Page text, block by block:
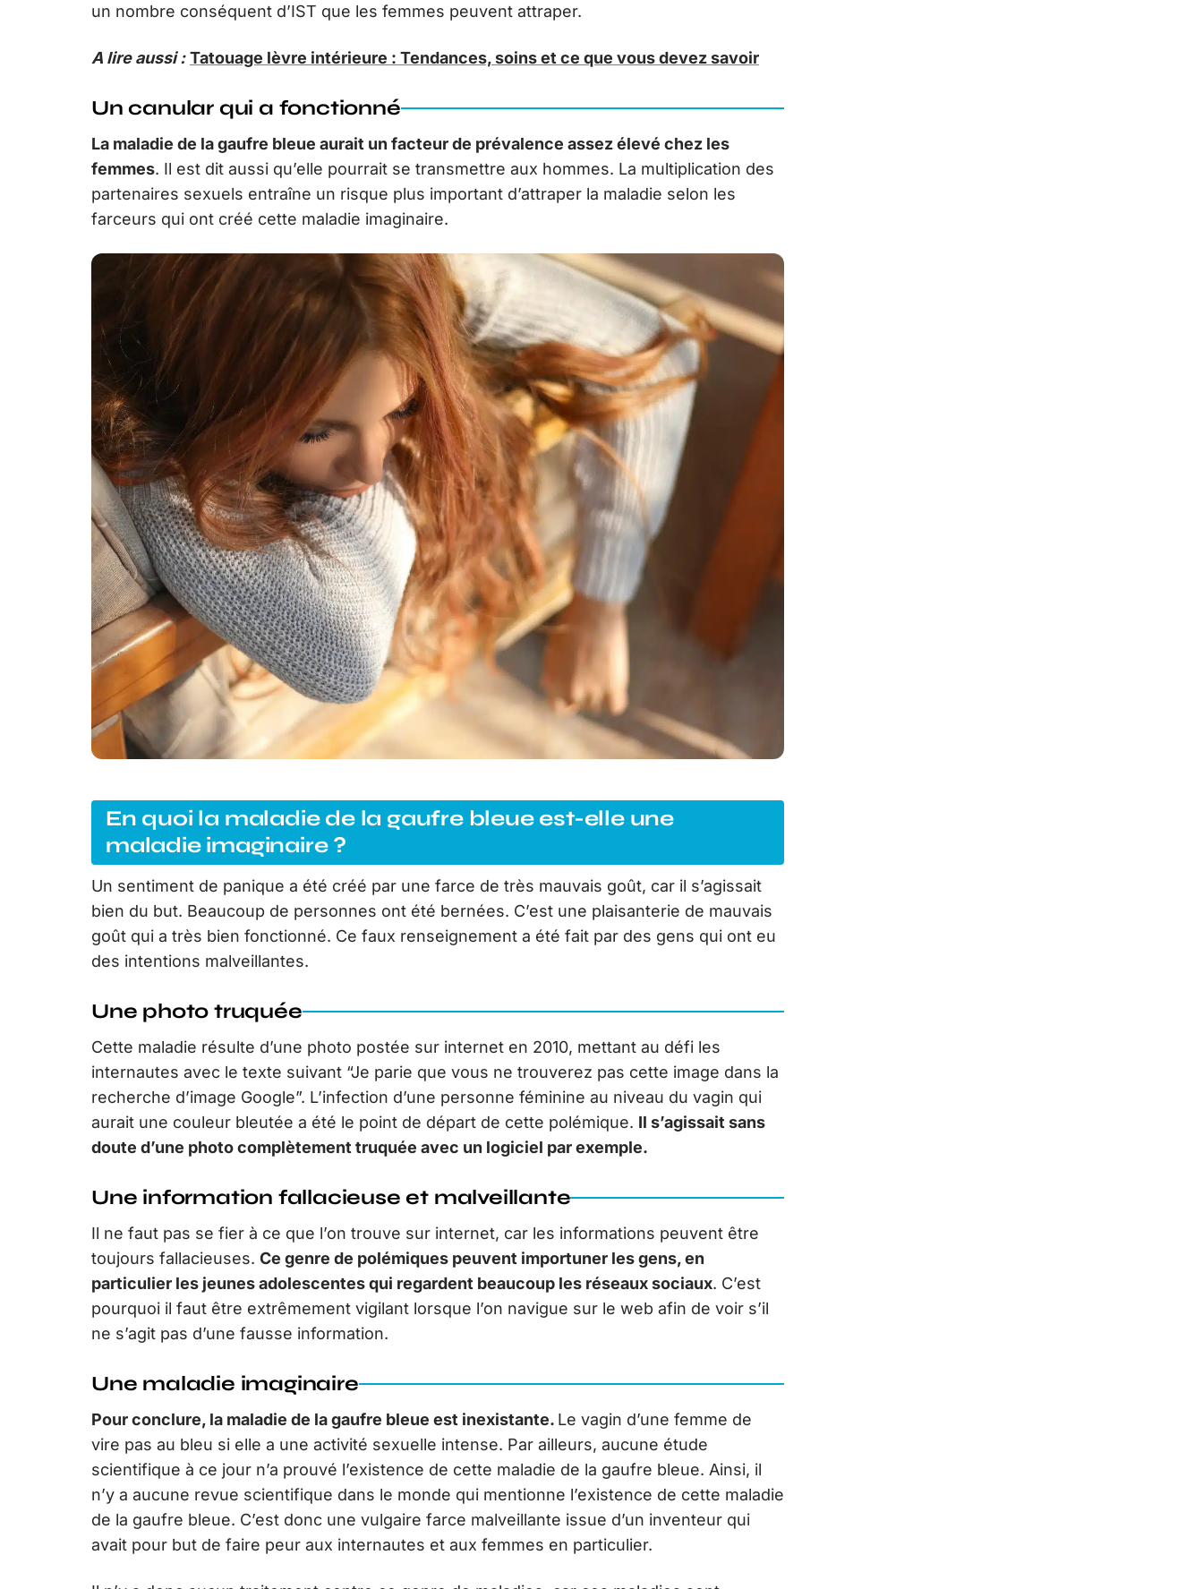
un nombre conséquent d’IST que les femmes peuvent attraper.
A lire aussi : Tatouage lèvre intérieure : Tendances, soins et ce que vous devez savoir
Un canular qui a fonctionné
La maladie de la gaufre bleue aurait un facteur de prévalence assez élevé chez les
femmes. Il est dit aussi qu’elle pourrait se transmettre aux hommes. La multiplication des
partenaires sexuels entraîne un risque plus important d’attraper la maladie selon les
farceurs qui ont créé cette maladie imaginaire.
En quoi la maladie de la gaufre bleue est-elle une
maladie imaginaire ?
Un sentiment de panique a été créé par une farce de très mauvais goût, car il s’agissait
bien du but. Beaucoup de personnes ont été bernées. C’est une plaisanterie de mauvais
goût qui a très bien fonctionné. Ce faux renseignement a été fait par des gens qui ont eu
des intentions malveillantes.
Une photo truquée
Cette maladie résulte d’une photo postée sur internet en 2010, mettant au défi les
internautes avec le texte suivant “Je parie que vous ne trouverez pas cette image dans la
recherche d’image Google”. L’infection d’une personne féminine au niveau du vagin qui
aurait une couleur bleutée a été le point de départ de cette polémique. Il s’agissait sans
doute d’une photo complètement truquée avec un logiciel par exemple.
Une information fallacieuse et malveillante
Il ne faut pas se fier à ce que l’on trouve sur internet, car les informations peuvent être
toujours fallacieuses. Ce genre de polémiques peuvent importuner les gens, en
particulier les jeunes adolescentes qui regardent beaucoup les réseaux sociaux. C’est
pourquoi il faut être extrêmement vigilant lorsque l’on navigue sur le web afin de voir s’il
ne s’agit pas d’une fausse information.
Une maladie imaginaire
Pour conclure, la maladie de la gaufre bleue est inexistante. Le vagin d’une femme de
vire pas au bleu si elle a une activité sexuelle intense. Par ailleurs, aucune étude
scientifique à ce jour n’a prouvé l’existence de cette maladie de la gaufre bleue. Ainsi, il
n’y a aucune revue scientifique dans le monde qui mentionne l’existence de cette maladie
de la gaufre bleue. C’est donc une vulgaire farce malveillante issue d’un inventeur qui
avait pour but de faire peur aux internautes et aux femmes en particulier.